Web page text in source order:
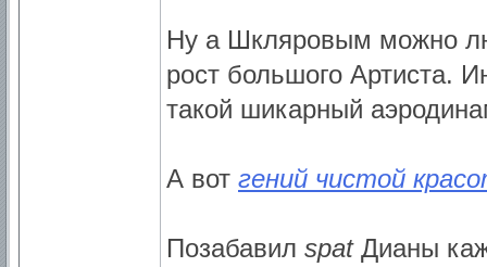
Ну а Шкляровым можно
рост большого Артиста.
такой шикарный
А вот гений чистой
Позабавил spatДианы